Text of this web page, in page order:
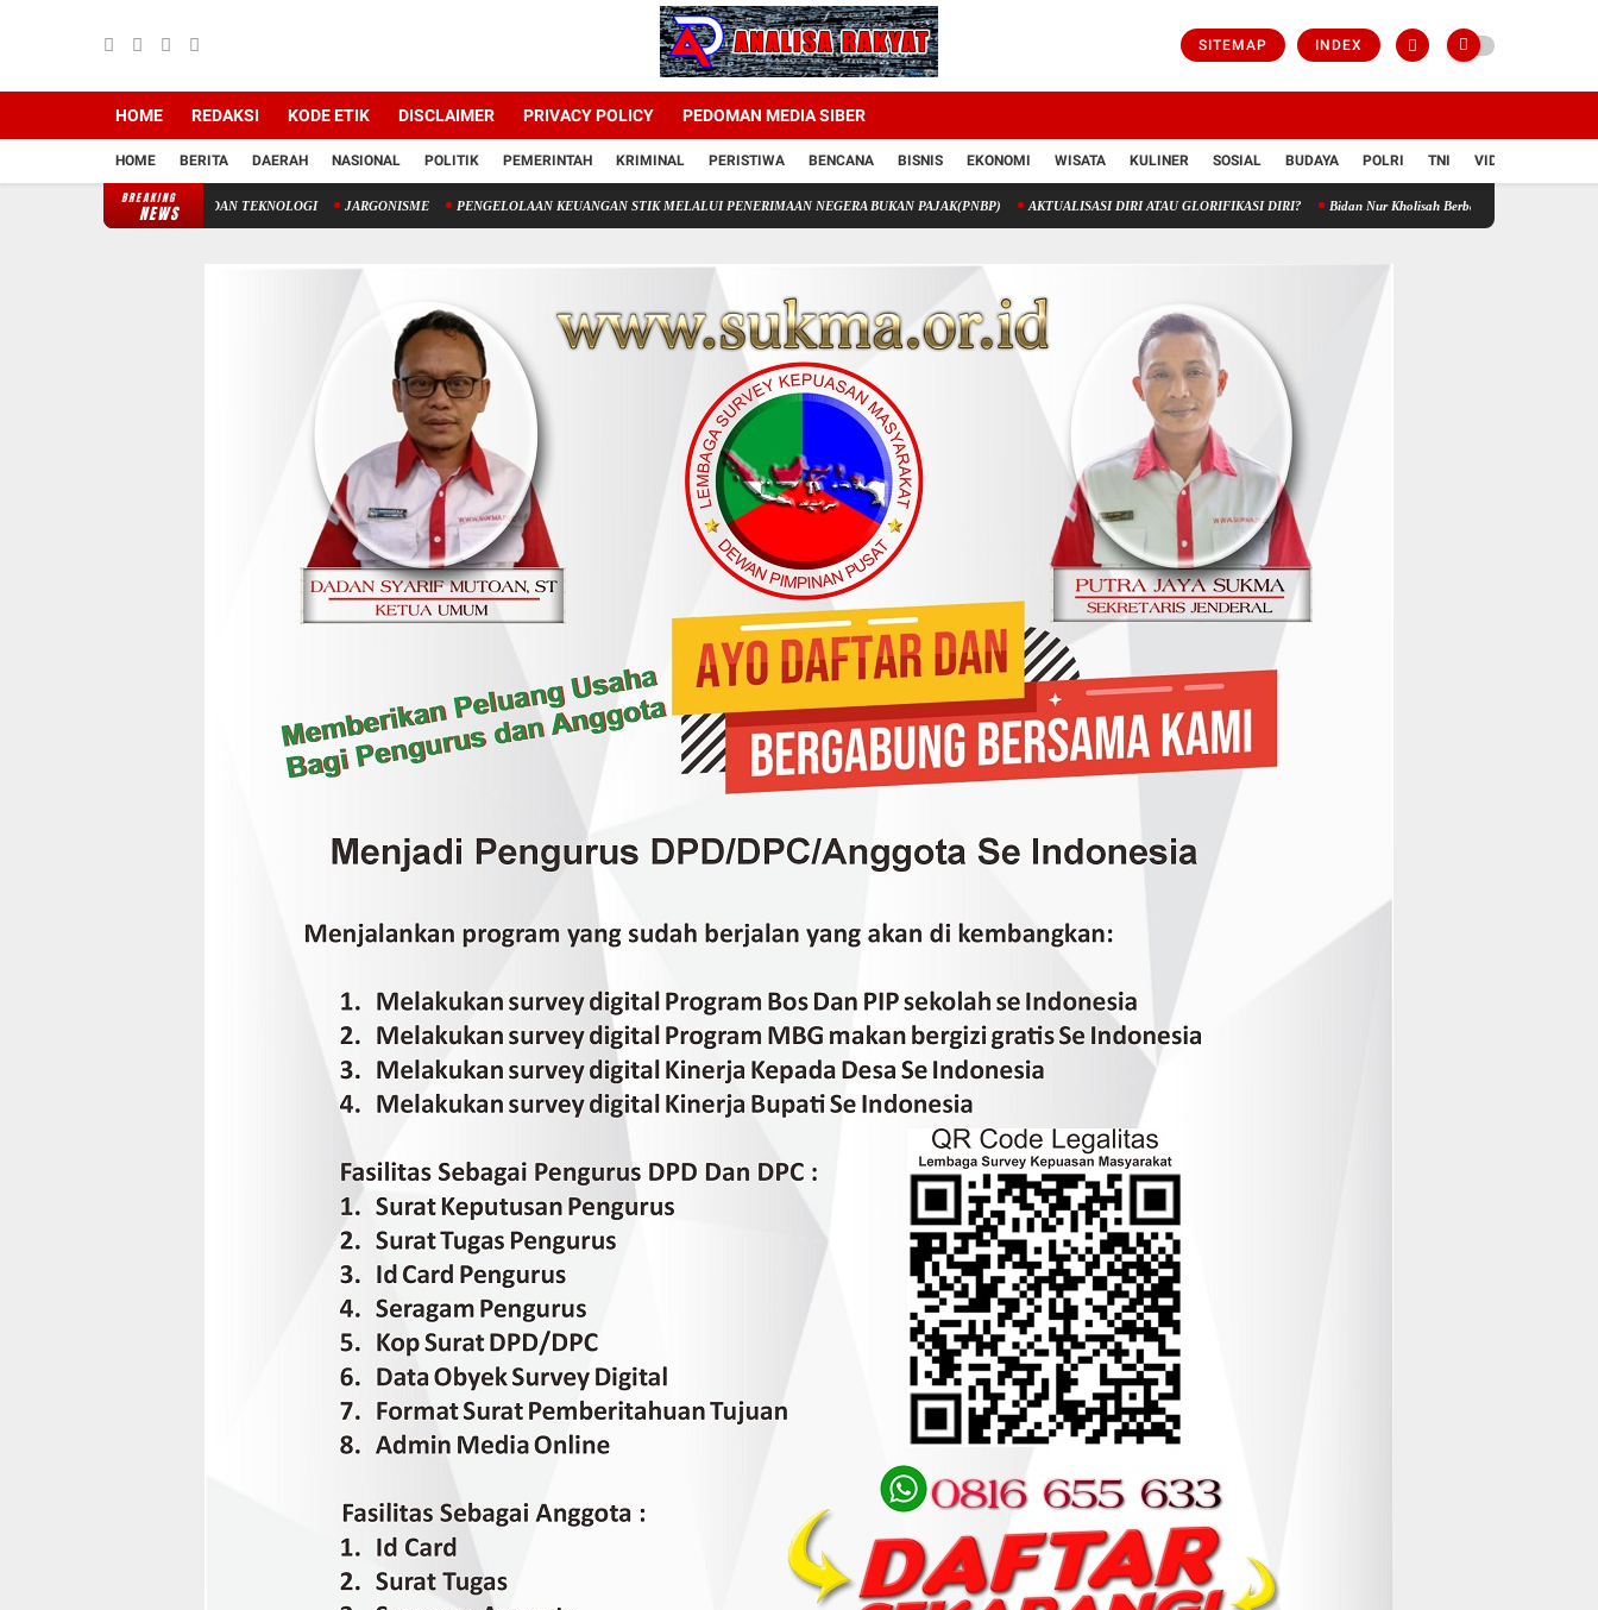
SITEMAP INDEX
HOME REDAKSI KODE ETIK DISCLAIMER PRIVACY POLICY PEDOMAN MEDIA SIBER
HOME BERITA DAERAH NASIONAL POLITIK PEMERINTAH KRIMINAL PERISTIWA BENCANA BISNIS EKONOMI WISATA KULINER SOSIAL BUDAYA POLRI TNI VIDIO
BREAKING
NEWS
TAKDIR ILAHI DAN TEKNOLOGI JARGONISME PENGELOLAAN KEUANGAN STIK MELALUI PENERIMAAN NEGERA BUKAN PAJAK(PNBP) AKTUALISASI DIRI ATAU GLORIFIKASI DIRI? Bidan Nur Kholisah Berbagi Berkah di Karangampel, Apresiasi